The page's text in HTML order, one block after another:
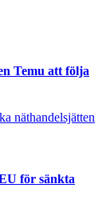
Temu att följa
näthandelsjätten
för sänkta